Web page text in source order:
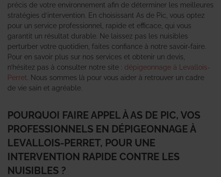
précis de votre environnement afin de déterminer les meilleures
stratégies d’intervention. En choisissant As de Pic, vous optez
pour un service professionnel, rapide et efficace, qui vous
garantit un résultat durable. Ne laissez pas les nuisibles
perturber votre quotidien, faites confiance à notre savoir-faire.
Pour en savoir plus sur nos services et obtenir un devis,
n’hésitez pas à consulter notre site : dépigeonnage à Levallois-
Perret . Nous sommes là pour vous aider à retrouver un cadre
de vie sain et agréable.
POURQUOI FAIRE APPEL À AS DE PIC, VOS
PROFESSIONNELS EN DÉPIGEONNAGE À
LEVALLOIS-PERRET, POUR UNE
INTERVENTION RAPIDE CONTRE LES
NUISIBLES ?